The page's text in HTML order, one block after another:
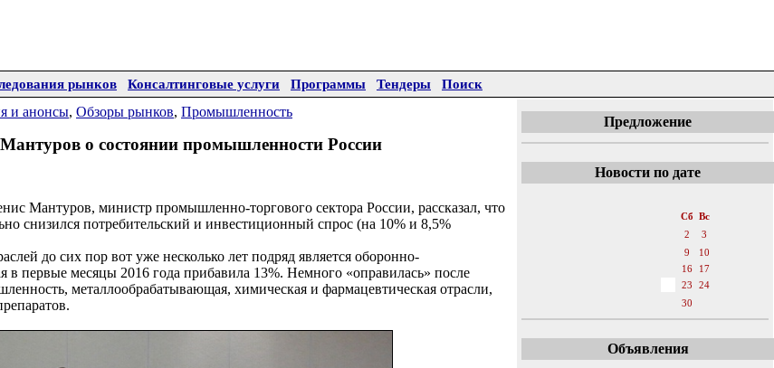
рынков Консалтинговые услуги Программы Тендеры Поиск
и анонсы, Обзоры рынков, Промышленность
о состоянии промышленности России
Мантуров, министр промышленно-торгового сектора России, рассказал, что
снизился потребительский и инвестиционный спрос (на 10% и 8,5%
до сих пор вот уже несколько лет подряд является оборонно-
в первые месяцы 2016 года прибавила 13%. Немного «оправилась» после
металлообрабатывающая, химическая и фармацевтическая отрасли,
Предложение
Новости по дате
Сб Вс
2
3
9
10
16
17
23
24
30
Объявления